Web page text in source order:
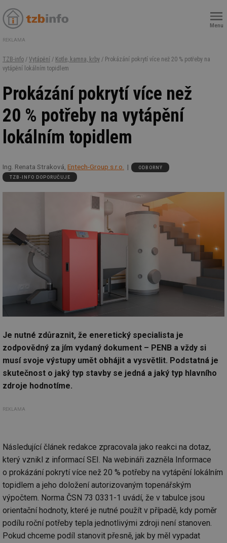
Menu
REKLAMA
TZB-info / Vytápění / Kotle, kamna, krby / Prokázání pokrytí více než 20 % potřeby na
vytápění lokálním topidlem
Prokázání pokrytí více než
20 % potřeby na vytápění
lokálním topidlem
Ing. Renata Straková, Entech-Group s.r.o.
ODBORNÝ
TZB-INFO DOPORUČUJE
Je nutné zdůraznit, že eneretický specialista je
zodpovědný za jím vydaný dokument – PENB a vždy si
musí svoje výstupy umět obhájit a vysvětlit. Podstatná je
skutečnost o jaký typ stavby se jedná a jaký typ hlavního
zdroje hodnotíme.
REKLAMA
Následující článek redakce zpracovala jako reakci na dotaz,
který vznikl z informací SEI. Na webináři zazněla Informace
o prokázání pokrytí více než 20 % potřeby na vytápění lokálním
topidlem a jeho doložení autorizovaným topenářským
výpočtem. Norma ČSN 73 0331-1 uvádí, že v tabulce jsou
orientační hodnoty, které je nutné použít v případě, kdy poměr
podílu roční potřeby tepla jednotlivými zdroji není stanoven.
Pokud chceme podíl stanovit přesně, jak by měl vypadat